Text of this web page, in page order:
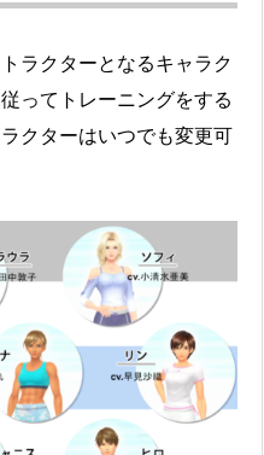
ラクターとなるキャラク
ってトレーニングをする
クターはいつでも変更可